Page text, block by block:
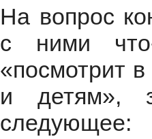
На вопрос
с ними
«посмотрит
и детям»,
следующее: